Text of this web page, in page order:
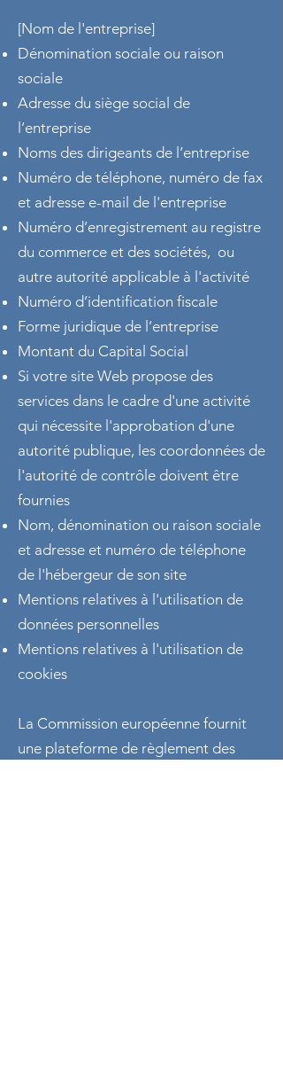
[Nom de l'entreprise]
Dénomination sociale ou raison
sociale
Adresse du siège social de
l’entreprise
Noms des dirigeants de l’entreprise
Numéro de téléphone, numéro de fax
et adresse e-mail de l'entreprise
Numéro d’enregistrement au registre
du commerce et des sociétés, ou
autre autorité applicable à l'activité
Numéro d’identification fiscale
Forme juridique de l’entreprise
Montant du Capital Social
Si votre site Web propose des
services dans le cadre d'une activité
qui nécessite l'approbation d'une
autorité publique, les coordonnées de
l'autorité de contrôle doivent être
fournies
Nom, dénomination ou raison sociale
et adresse et numéro de téléphone
de l'hébergeur de son site
Mentions relatives à l'utilisation de
données personnelles
Mentions relatives à l'utilisation de
cookies
La Commission européenne fournit
une plateforme de règlement des